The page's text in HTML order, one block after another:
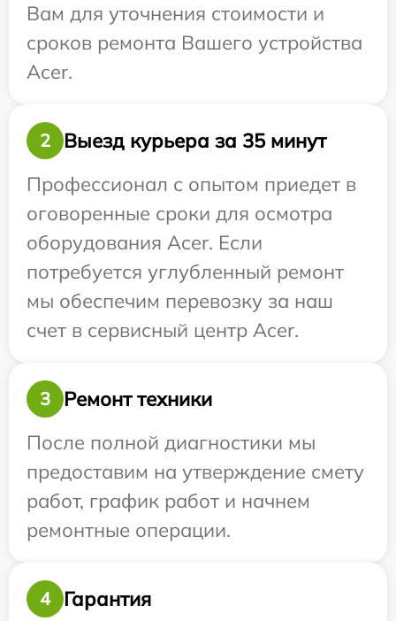
Вам для уточнения стоимости и
сроков ремонта Вашего устройства
Acer.
2
Выезд курьера за 35 минут
Профессионал с опытом приедет в
оговоренные сроки для осмотра
оборудования Acer. Если
потребуется углубленный ремонт
мы обеспечим перевозку за наш
счет в сервисный центр Acer.
3
Ремонт техники
После полной диагностики мы
предоставим на утверждение смету
работ, график работ и начнем
ремонтные операции.
4 Гарантия